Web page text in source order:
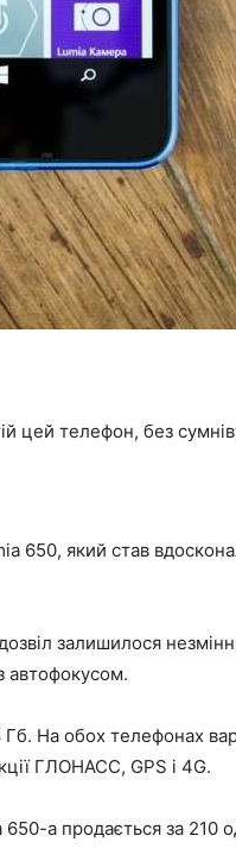
цей телефон, без
650, який став
залишилося
автофокусом.
На обох телефонах
ГЛОНАСС, GPS і 4G.
650-а продається за 210